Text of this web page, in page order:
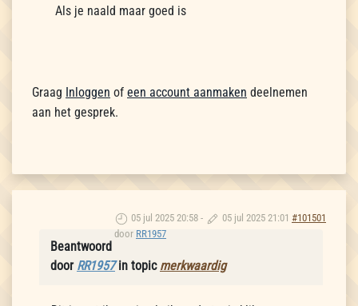
Als je naald maar goed is
Graag Inloggen of een account aanmaken deelnemen
aan het gesprek.
05 jul 2025 20:58 - 05 jul 2025 21:01 #101501
door RR1957
Beantwoord
door RR1957in topic merkwaardig